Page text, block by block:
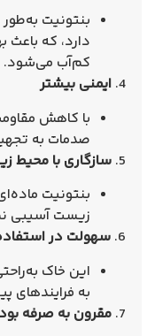
بنتونیت
دارد، که
کم‌آب می‌شود.
4. ایمنی بیشتر
با کاهش
صدمات به
5. سازگاری با محیط
بنتونیت
زیست آسیبی
6. سهولت در
این خاک
به فرایندهای
7. مقرون‌ به‌ صرفه